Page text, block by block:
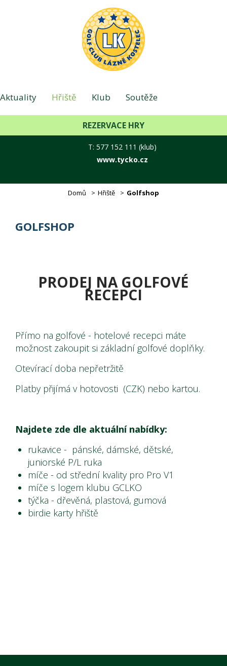
Aktuality Hřiště Klub Soutěže
Foto Hotel - Lázně Kontakt
REZERVACE HRY
T: 577 152 111 (klub)
www.tycko.cz
Domů Hřiště Golfshop
GOLFSHOP
PRODEJ NA GOLFOVÉ
RECEPCI
Přímo na golfové - hotelové recepci máte
možnost zakoupit si základní golfové doplňky.
Otevírací doba nepřetržitě
Platby přijímá v hotovosti (CZK) nebo kartou.
Najdete zde dle aktuální nabídky:
rukavice - pánské, dámské, dětské,
juniorské P/L ruka
míče - od střední kvality pro Pro V1
míče s logem klubu GCLKO
týčka - dřevěná, plastová, gumová
birdie karty hřiště